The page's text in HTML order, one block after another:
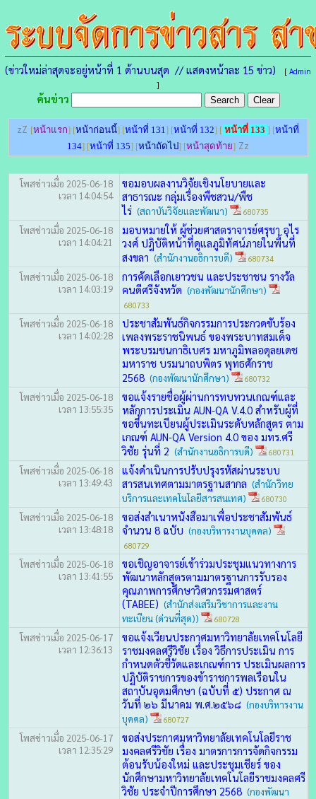
(ข่าวใหม่ล่าสุดจะอยู่หน้าที่ 1 ด้านบนสุด // แสดงหน้าละ 15 ข่าว) [ Admin
]
ค้นข่าว
zZ [หน้าแรก] [หน้าก่อนนี้] [หน้าที่ 131] [หน้าที่ 132] [ หน้าที่ 133 ] [หน้าที่
134] [หน้าที่ 135] [หน้าถัดไป] [หน้าสุดท้าย] Zz
โพสข่าวเมื่อ 2025-06-18
เวลา 14:04:54
ขอมอบผลงานวิจัยเชิงนโยบายและ
สาธารณะ กลุ่มเรื่องพืชสวน/พืช
ไร่ (สถาบันวิจัยและพัฒนา) 680735
โพสข่าวเมื่อ 2025-06-18
เวลา 14:04:21
มอบหมายให้ ผู้ช่วยศาสตราจารย์ศรุชา อุไร
วงศ์ ปฎิบัติหน้าที่ดูแลภูมิทัศน์ภายในพื้นที่
สงขลา (สำนักงานอธิการบดี) 680734
โพสข่าวเมื่อ 2025-06-18
เวลา 14:03:19
การคัดเลือกเยาวชน และประชาชน รางวัล
คนดีศรีจังหวัด (กองพัฒนานักศึกษา)
680733
โพสข่าวเมื่อ 2025-06-18
เวลา 14:02:28
ประชาสัมพันธ์กิจกรรมการประกวดขับร้อง
เพลงพระราชนิพนธ์ ของพระบาทสมเด็จ
พระบรมชนกาธิเบศร มหาภูมิพลอดุลยเดช
มหาราช บรมนาถบพิตร พุทธศักราช
2568 (กองพัฒนานักศึกษา) 680732
โพสข่าวเมื่อ 2025-06-18
เวลา 13:55:35
ขอแจ้งรายชื่อผู้ผ่านการทบทวนเกณฑ์และ
หลักการประเมิน AUN-QA V.4.0 สำหรับผู้ที่
ขอขึ้นทะเบียนผู้ประเมินระดับหลักสูตร ตาม
เกณฑ์ AUN-QA Version 4.0 ของ มทร.ศรี
วิชัย รุ่นที่ 2 (สำนักงานอธิการบดี) 680731
โพสข่าวเมื่อ 2025-06-18
เวลา 13:49:43
แจ้งดำเนินการปรับปรุงรหัสผ่านระบบ
สารสนเทศตามมาตรฐานสากล (สำนักวิทย
บริการและเทคโนโลยีสารสนเทศ)
680730
โพสข่าวเมื่อ 2025-06-18
เวลา 13:48:18
ขอส่งสำเนาหนังสือมาเพื่อประชาสัมพันธ์
จำนวน 8 ฉบับ (กองบริหารงานบุคคล)
680729
โพสข่าวเมื่อ 2025-06-18
เวลา 13:41:55
ขอเชิญอาจารย์เข้าร่วมประชุมแนวทางการ
พัฒนาหลักสูตรตามมาตรฐานการรับรอง
คุณภาพการศึกษาวิศวกรรมศาสตร์
(TABEE) (สำนักส่งเสริมวิชาการและงาน
ทะเบียน (ด่วนที่สุด))
680728
โพสข่าวเมื่อ 2025-06-17
เวลา 12:36:13
ขอแจ้งเวียนประกาศมหาวิทยาลัยเทคโนโลยี
ราชมงคลศรีวิชัย เรื่อง วิธีการประเมิน การ
กำหนดตัวชี้วัดและเกณฑ์การ ประเมินผลการ
ปฏิบัติราชการของข้าราชการพลเรือนใน
สถาบันอุดมศึกษา (ฉบับที่ ๕) ประกาศ ณ
วันที่ ๒๖ มีนาคม พ.ศ.๒๕๖๘ (กองบริหารงาน
บุคคล)
680727
โพสข่าวเมื่อ 2025-06-17
เวลา 12:35:29
ขอส่งประกาศมหาวิทยาลัยเทคโนโลยีราช
มงคลศรีวิชัย เรื่อง มาตรการการจัดกิจกรรม
ต้อนรับน้องใหม่ และประชุมเชียร์ ของ
นักศึกษามหาวิทยาลัยเทคโนโลยีราชมงคลศรี
วิชัย ประจำปีการศึกษา 2568 (กองพัฒนา